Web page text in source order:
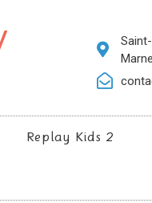
Replay Kids 2